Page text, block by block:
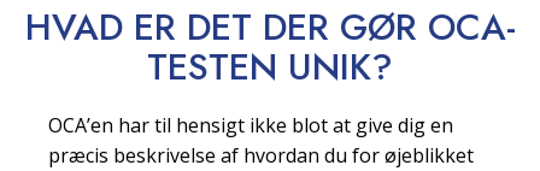
HVAD ER DET DER GØR OCA-
TESTEN UNIK?
OCA’en har til hensigt ikke blot at give dig en
præcis beskrivelse af hvordan du for øjeblikket